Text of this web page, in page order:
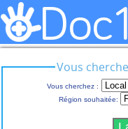
Vous
Vous cherchez :
Région souhaitée: